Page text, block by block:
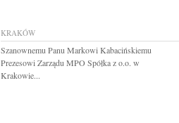
KRAKÓW
Szanownemu Panu Markowi Kabacińskiemu
Prezesowi Zarządu MPO Spółka z o.o. w
Krakowie...